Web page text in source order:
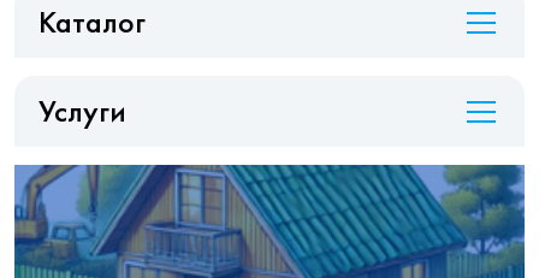
Каталог
Услуги